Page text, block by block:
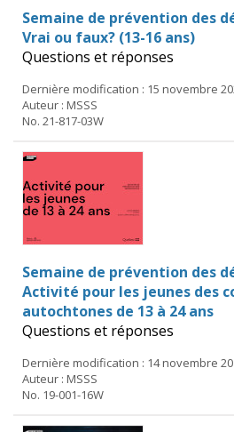
Semaine de prévention des
Vrai ou faux? (13-16 ans)
Questions et réponses
Dernière modification : 15 novembre
Auteur : MSSS
No. 21-817-03W
Semaine de prévention des
Activité pour les jeunes des
autochtones de 13 à 24 ans
Questions et réponses
Dernière modification : 14 novembre
Auteur : MSSS
No. 19-001-16W